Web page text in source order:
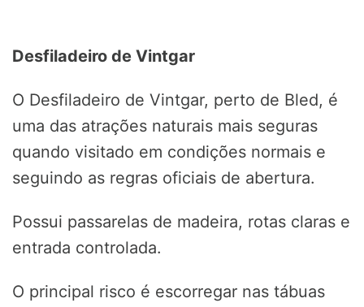
Desfiladeiro de Vintgar
O Desfiladeiro de Vintgar, perto de Bled, é
uma das atrações naturais mais seguras
quando visitado em condições normais e
seguindo as regras oficiais de abertura.
Possui passarelas de madeira, rotas claras e
entrada controlada.
O principal risco é escorregar nas tábuas